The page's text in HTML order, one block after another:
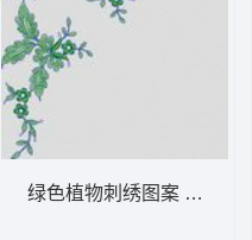
绿色植物刺绣图案 植物花